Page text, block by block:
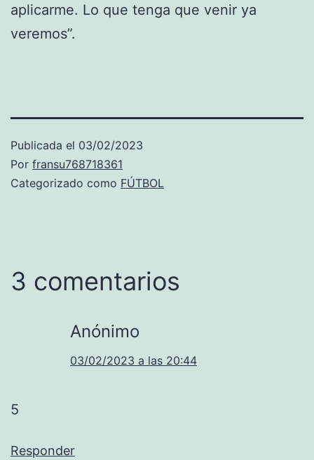
aplicarme. Lo que tenga que venir ya
veremos”.
Publicada el 03/02/2023
Por fransu768718361
Categorizado como FÚTBOL
3 comentarios
Anónimo
03/02/2023 a las 20:44
5
Responder